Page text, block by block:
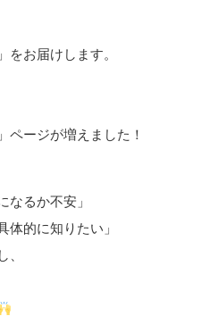
をお届けします。
ページが増えました！
なるか不安」
体的に知りたい」
、